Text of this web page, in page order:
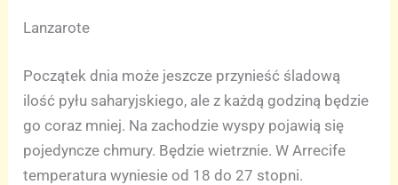
Lanzarote
Początek dnia może jeszcze przynieść śladową
ilość pyłu saharyjskiego, ale z każdą godziną będzie
go coraz mniej. Na zachodzie wyspy pojawią się
pojedyncze chmury. Będzie wietrznie. W Arrecife
temperatura wyniesie od 18 do 27 stopni.